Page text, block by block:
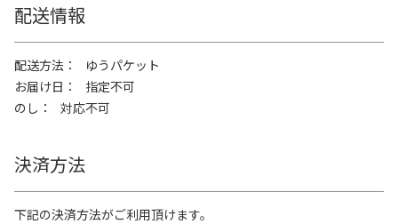
配送情報
配送方法
ゆうパケット
お届け日
指定不可
のし
対応不可
決済方法
下記の決済方法がご利用頂けます。